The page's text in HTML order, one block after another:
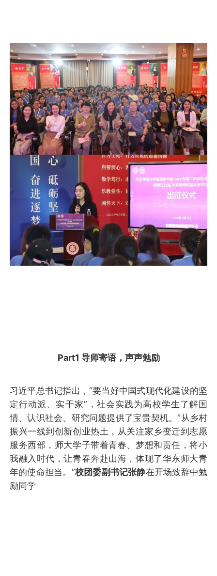
Part1 导师寄语，声声勉励
习近平总书记指出，“要当好中国式现代化建设的坚
定行动派、实干家”，社会实践为高校学生了解国
情、认识社会、研究问题提供了宝贵契机。“从乡村
振兴一线到创新创业热土，从关注家乡变迁到志愿
服务西部，师大学子带着青春、梦想和责任，将小
我融入时代，让青春奔赴山海，体现了华东师大青
年的使命担当。”校团委副书记张静在开场致辞中勉
励同学